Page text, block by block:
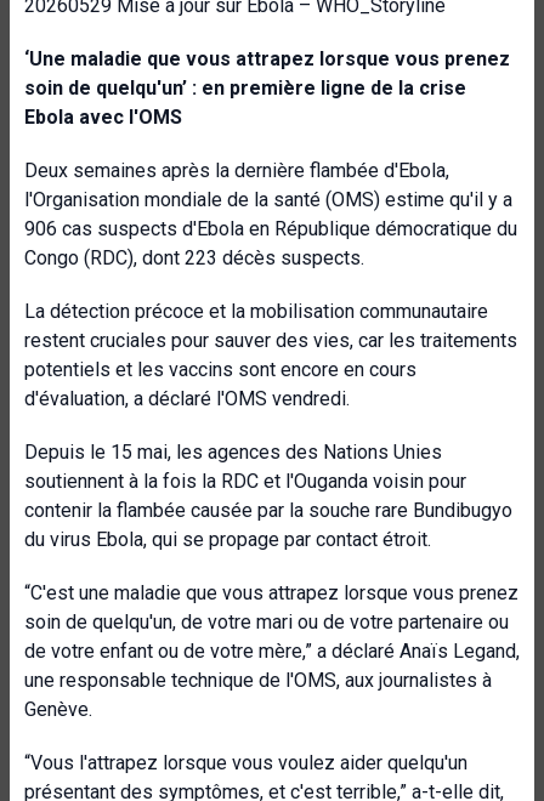
20260529 Mise à jour sur Ebola – WHO_Storyline
‘Une maladie que vous attrapez lorsque vous prenez
soin de quelqu'un’ : en première ligne de la crise
Ebola avec l'OMS
Deux semaines après la dernière flambée d'Ebola,
l'Organisation mondiale de la santé (OMS) estime qu'il y a
906 cas suspects d'Ebola en République démocratique du
Congo (RDC), dont 223 décès suspects.
La détection précoce et la mobilisation communautaire
restent cruciales pour sauver des vies, car les traitements
potentiels et les vaccins sont encore en cours
d'évaluation, a déclaré l'OMS vendredi.
Depuis le 15 mai, les agences des Nations Unies
soutiennent à la fois la RDC et l'Ouganda voisin pour
contenir la flambée causée par la souche rare Bundibugyo
du virus Ebola, qui se propage par contact étroit.
“C'est une maladie que vous attrapez lorsque vous prenez
soin de quelqu'un, de votre mari ou de votre partenaire ou
de votre enfant ou de votre mère,” a déclaré Anaïs Legand,
une responsable technique de l'OMS, aux journalistes à
Genève.
“Vous l'attrapez lorsque vous voulez aider quelqu'un
présentant des symptômes, et c'est terrible,” a-t-elle dit,